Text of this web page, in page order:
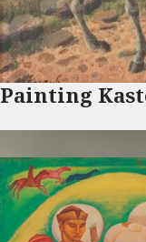
Painting